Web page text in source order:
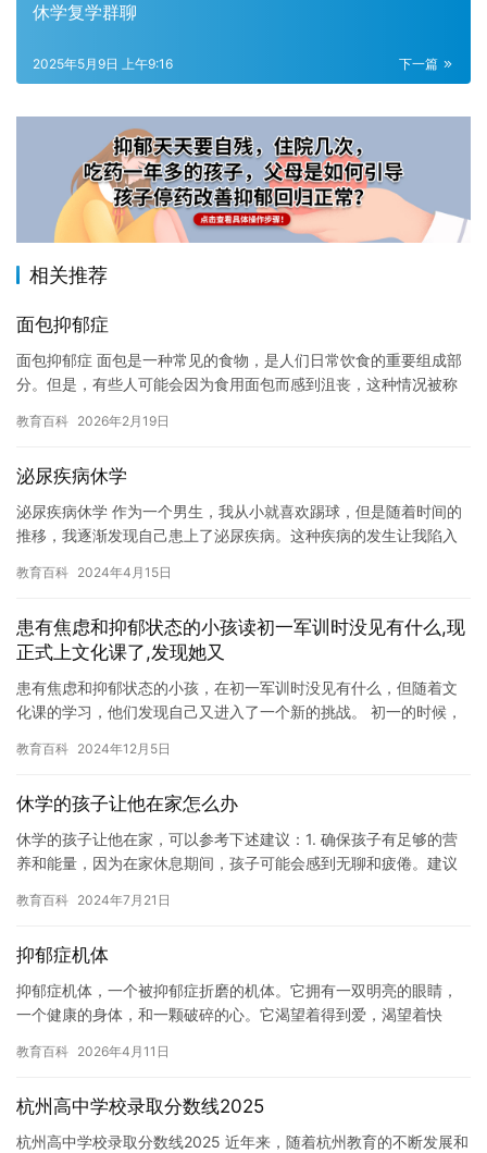
休学复学群聊
下一篇
2025年5月9日 上午9:16
相关推荐
面包抑郁症
面包抑郁症 面包是一种常见的食物，是人们日常饮食的重要组成部
分。但是，有些人可能会因为食用面包而感到沮丧，这种情况被称
教育百科 2026年2月19日
泌尿疾病休学
泌尿疾病休学 作为一个男生，我从小就喜欢踢球，但是随着时间的
推移，我逐渐发现自己患上了泌尿疾病。这种疾病的发生让我陷入
的…
教育百科 2024年4月15日
患有焦虑和抑郁状态的小孩读初一军训时没见有什么,现
正式上文化课了,发现她又
患有焦虑和抑郁状态的小孩，在初一军训时没见有什么，但随着文
化课的学习，他们发现自己又进入了一个新的挑战。 初一的时候，
尽管…
教育百科 2024年12月5日
休学的孩子让他在家怎么办
休学的孩子让他在家，可以参考下述建议：1. 确保孩子有足够的营
养和能量，因为在家休息期间，孩子可能会感到无聊和疲倦。建议
质…
教育百科 2024年7月21日
抑郁症机体
抑郁症机体，一个被抑郁症折磨的机体。它拥有一双明亮的眼睛，
一个健康的身体，和一颗破碎的心。它渴望着得到爱，渴望着快
它渴望着…
教育百科 2026年4月11日
杭州高中学校录取分数线2025
杭州高中学校录取分数线2025 近年来，随着杭州教育的不断发展和